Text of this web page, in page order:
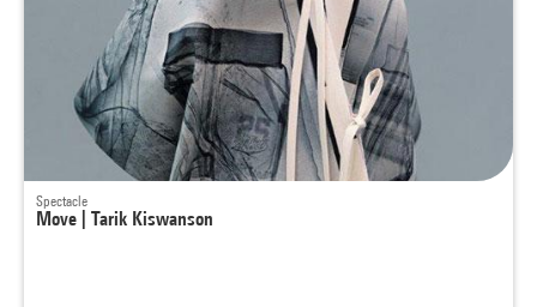
Spectacle
Move | Tarik Kiswanson